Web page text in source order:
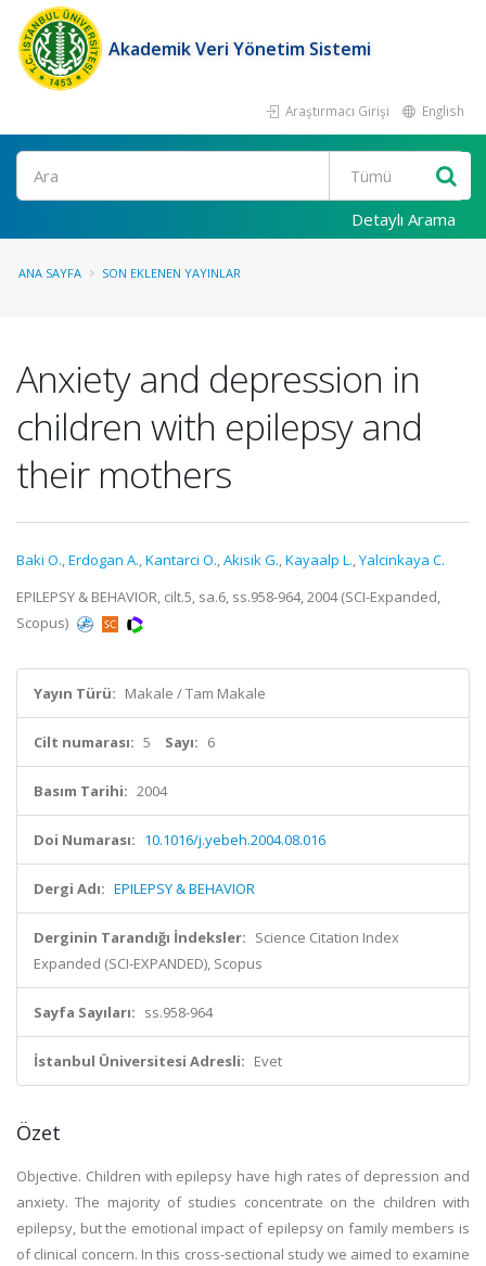
Akademik Veri Yönetim Sistemi
Araştırmacı Girişi English
Ara
Detaylı Arama
ANA SAYFA SON EKLENEN YAYINLAR
Anxiety and depression in
children with epilepsy and
their mothers
Baki O.,Erdogan A.,Kantarci O.,Akisik G.,Kayaalp L.,Yalcinkaya C.
EPILEPSY & BEHAVIOR, cilt.5, sa.6, ss.958-964, 2004 (SCI-Expanded,
Scopus)
Yayın Türü: Makale / Tam Makale
Cilt numarası: 5 Sayı: 6
Basım Tarihi: 2004
Doi Numarası: 10.1016/j.yebeh.2004.08.016
Dergi Adı: EPILEPSY & BEHAVIOR
Derginin Tarandığı İndeksler: Science Citation Index
Expanded (SCI-EXPANDED), Scopus
Sayfa Sayıları: ss.958-964
İstanbul Üniversitesi Adresli: Evet
Özet
Objective. Children with epilepsy have high rates of depression and
anxiety. The majority of studies concentrate on the children with
epilepsy, but the emotional impact of epilepsy on family members is
of clinical concern. In this cross-sectional study we aimed to examine